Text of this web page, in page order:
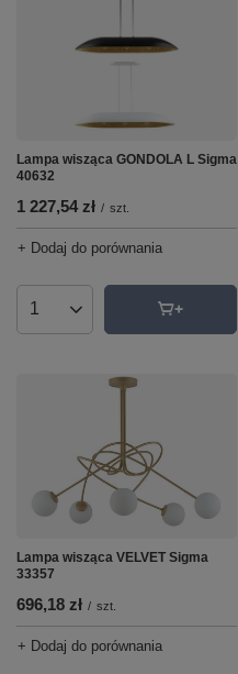
Lampa wisząca GONDOLA L Sigma
40632
1 227,54 zł / szt.
+ Dodaj do porównania
Ilość produktów
Lampa wisząca VELVET Sigma
33357
696,18 zł / szt.
+ Dodaj do porównania